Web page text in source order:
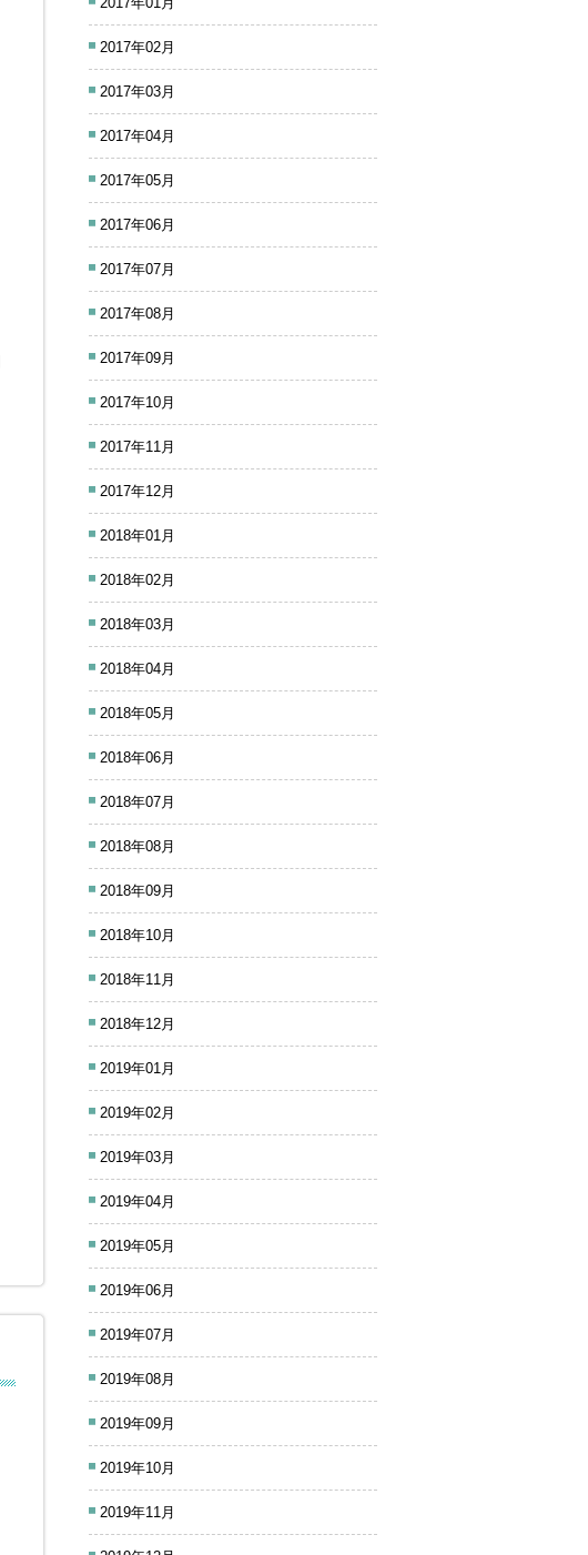
2017年02月
2017年03月
2017年04月
2017年05月
2017年06月
2017年07月
2017年08月
2017年09月
2017年10月
2017年11月
2017年12月
2018年01月
2018年02月
2018年03月
2018年04月
2018年05月
2018年06月
2018年07月
2018年08月
2018年09月
2018年10月
2018年11月
2018年12月
2019年01月
2019年02月
2019年03月
2019年04月
2019年05月
2019年06月
2019年07月
2019年08月
2019年09月
2019年10月
2019年11月